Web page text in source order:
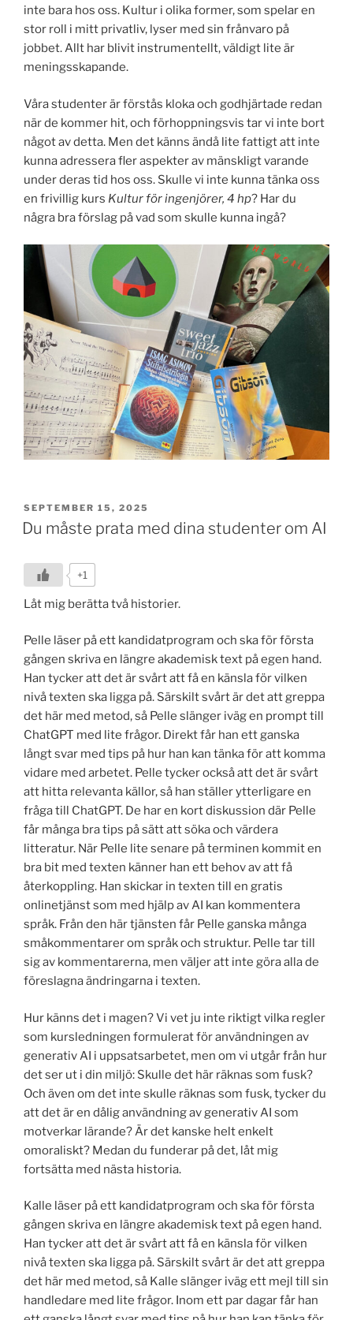
inte bara hos oss. Kultur i olika former, som spelar en
stor roll i mitt privatliv, lyser med sin frånvaro på
jobbet. Allt har blivit instrumentellt, väldigt lite är
meningsskapande.
Våra studenter är förstås kloka och godhjärtade redan
när de kommer hit, och förhoppningsvis tar vi inte bort
något av detta. Men det känns ändå lite fattigt att inte
kunna adressera fler aspekter av mänskligt varande
under deras tid hos oss. Skulle vi inte kunna tänka oss
en frivillig kurs Kultur för ingenjörer, 4 hp? Har du
några bra förslag på vad som skulle kunna ingå?
POSTED
ON
SEPTEMBER 15, 2025
Du måste prata med dina studenter om AI
+1
Låt mig berätta två historier.
Pelle läser på ett kandidatprogram och ska för första
gången skriva en längre akademisk text på egen hand.
Han tycker att det är svårt att få en känsla för vilken
nivå texten ska ligga på. Särskilt svårt är det att greppa
det här med metod, så Pelle slänger iväg en prompt till
ChatGPT med lite frågor. Direkt får han ett ganska
långt svar med tips på hur han kan tänka för att komma
vidare med arbetet. Pelle tycker också att det är svårt
att hitta relevanta källor, så han ställer ytterligare en
fråga till ChatGPT. De har en kort diskussion där Pelle
får många bra tips på sätt att söka och värdera
litteratur. När Pelle lite senare på terminen kommit en
bra bit med texten känner han ett behov av att få
återkoppling. Han skickar in texten till en gratis
onlinetjänst som med hjälp av AI kan kommentera
språk. Från den här tjänsten får Pelle ganska många
småkommentarer om språk och struktur. Pelle tar till
sig av kommentarerna, men väljer att inte göra alla de
föreslagna ändringarna i texten.
Hur känns det i magen? Vi vet ju inte riktigt vilka regler
som kursledningen formulerat för användningen av
generativ AI i uppsatsarbetet, men om vi utgår från hur
det ser ut i din miljö: Skulle det här räknas som fusk?
Och även om det inte skulle räknas som fusk, tycker du
att det är en dålig användning av generativ AI som
motverkar lärande? Är det kanske helt enkelt
omoraliskt? Medan du funderar på det, låt mig
fortsätta med nästa historia.
Kalle läser på ett kandidatprogram och ska för första
gången skriva en längre akademisk text på egen hand.
Han tycker att det är svårt att få en känsla för vilken
nivå texten ska ligga på. Särskilt svårt är det att greppa
det här med metod, så Kalle slänger iväg ett mejl till sin
handledare med lite frågor. Inom ett par dagar får han